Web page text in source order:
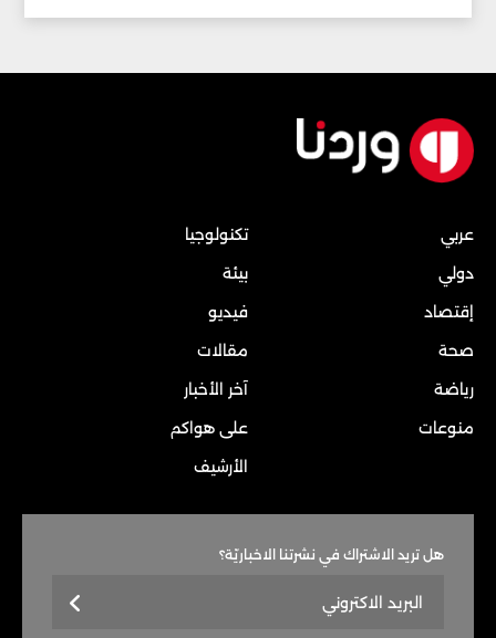
عربي
دولي
إقتصاد
صحة
رياضة
منوعات
تكنولوجيا
بيئة
فيديو
مقالات
آخر الأخبار
على هواكم
الأرشيف
هل تريد الاشتراك في نشرتنا الاخباريّة؟